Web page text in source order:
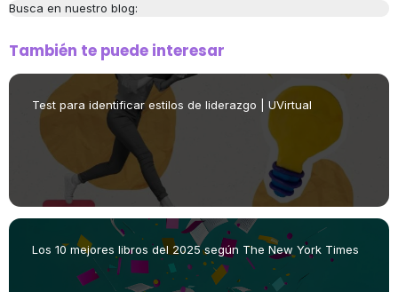
Busca en nuestro blog:
También te puede interesar
Test para identificar estilos de liderazgo | UVirtual
Los 10 mejores libros del 2025 según The New York Times